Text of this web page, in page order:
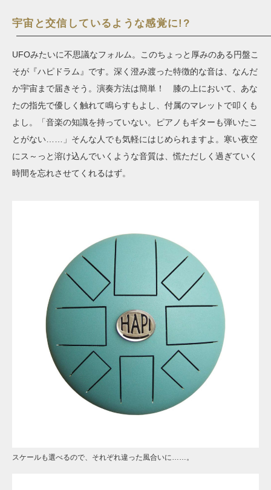
宇宙と交信しているような感覚に!?
UFOみたいに不思議なフォルム。このちょっと厚みのある円盤こ
そが『ハピドラム』です。深く澄み渡った特徴的な音は、なんだ
か宇宙まで届きそう。演奏方法は簡単！ 膝の上において、あな
たの指先で優しく触れて鳴らすもよし、付属のマレットで叩くも
よし。「音楽の知識を持っていない。ピアノもギターも弾いたこ
とがない……」そんな人でも気軽にはじめられますよ。寒い夜空
にス～っと溶け込んでいくような音質は、慌ただしく過ぎていく
時間を忘れさせてくれるはず。
スケールも選べるので、それぞれ違った風合いに……。